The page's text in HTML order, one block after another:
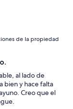
de la propiedad
al lado de
bien y hace falta
Creo que el